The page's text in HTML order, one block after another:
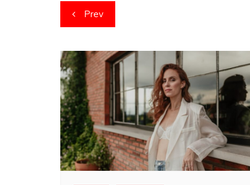
Navegação
de
artigos
Prev